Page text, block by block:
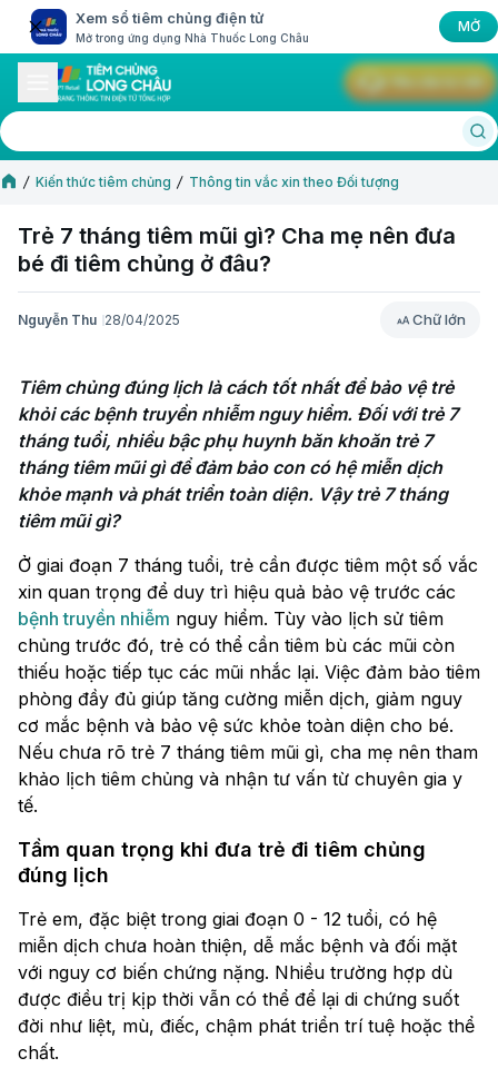
Xem sổ tiêm chủng điện tử
Mở trong ứng dụng Nhà Thuốc Long Châu
MỞ
Kiến thức tiêm chủng Thông tin vắc xin theo Đối tượng
Trẻ 7 tháng tiêm mũi gì? Cha mẹ nên đưa
bé đi tiêm chủng ở đâu?
Nguyễn Thu 28/04/2025 Chữ lớn
Chữ lớn
Tiêm chủng đúng lịch là cách tốt nhất để bảo vệ trẻ
khỏi các bệnh truyền nhiễm nguy hiểm. Đối với trẻ 7
tháng tuổi, nhiều bậc phụ huynh băn khoăn trẻ 7
tháng tiêm mũi gì để đảm bảo con có hệ miễn dịch
khỏe mạnh và phát triển toàn diện. Vậy trẻ 7 tháng
tiêm mũi gì?
Ở giai đoạn 7 tháng tuổi, trẻ cần được tiêm một số vắc
xin quan trọng để duy trì hiệu quả bảo vệ trước các
bệnh truyền nhiễm nguy hiểm. Tùy vào lịch sử tiêm
chủng trước đó, trẻ có thể cần tiêm bù các mũi còn
thiếu hoặc tiếp tục các mũi nhắc lại. Việc đảm bảo tiêm
phòng đầy đủ giúp tăng cường miễn dịch, giảm nguy
cơ mắc bệnh và bảo vệ sức khỏe toàn diện cho bé.
Nếu chưa rõ trẻ 7 tháng tiêm mũi gì, cha mẹ nên tham
khảo lịch tiêm chủng và nhận tư vấn từ chuyên gia y
tế.
Tầm quan trọng khi đưa trẻ đi tiêm chủng
đúng lịch
Trẻ em, đặc biệt trong giai đoạn 0 - 12 tuổi, có hệ
miễn dịch chưa hoàn thiện, dễ mắc bệnh và đối mặt
với nguy cơ biến chứng nặng. Nhiều trường hợp dù
được điều trị kịp thời vẫn có thể để lại di chứng suốt
đời như liệt, mù, điếc, chậm phát triển trí tuệ hoặc thể
chất.